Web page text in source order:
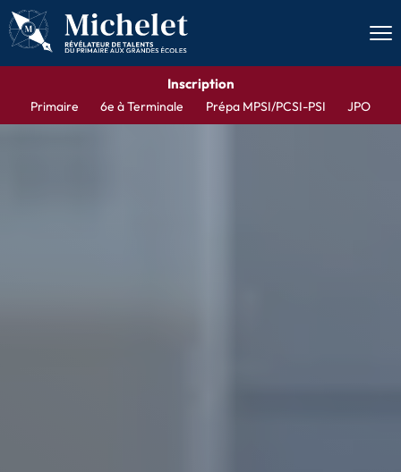
Inscription
Primaire 6e à Terminale Prépa MPSI/PCSI-PSI JPO